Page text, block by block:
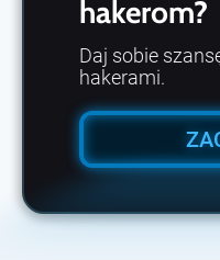
hakerom?
Daj sobie
hakerami.